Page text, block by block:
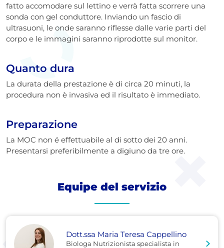
fatto accomodare sul lettino e verrà fatta scorrere una
sonda con gel conduttore. Inviando un fascio di
ultrasuoni, le onde saranno riflesse dalle varie parti del
corpo e le immagini saranno riprodotte sul monitor.
Quanto dura
La durata della prestazione è di circa 20 minuti, la
procedura non è invasiva ed il risultato è immediato.
Preparazione
La MOC non é effettuabile al di sotto dei 20 anni.
Presentarsi preferibilmente a digiuno da tre ore.
Equipe del servizio
Dott.ssa Maria Teresa Cappellino
Biologa Nutrizionista specialista in